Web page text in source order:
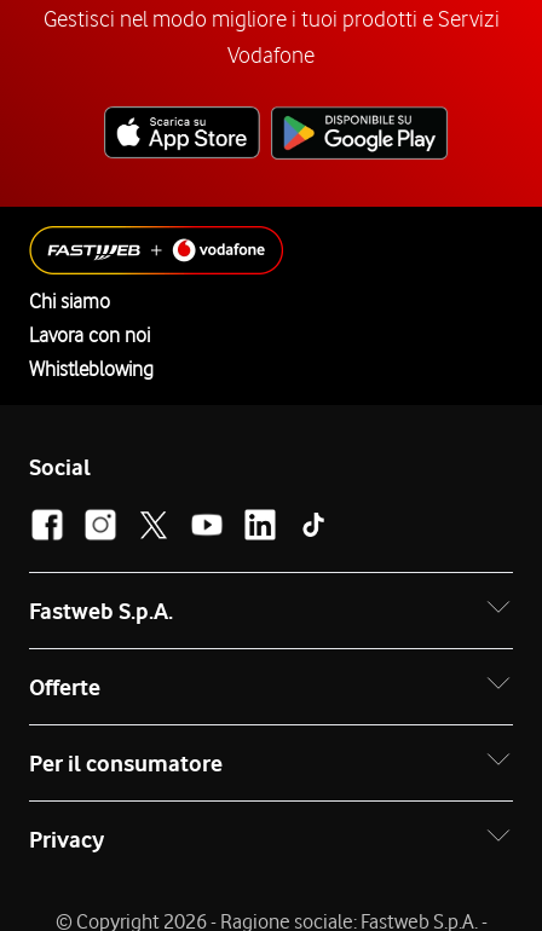
Gestisci nel modo migliore i tuoi prodotti e Servizi
Vodafone
Chi siamo
Lavora con noi
Whistleblowing
Social
Fastweb S.p.A.
Offerte
Per il consumatore
Privacy
© Copyright 2026 - Ragione sociale: Fastweb S.p.A. -